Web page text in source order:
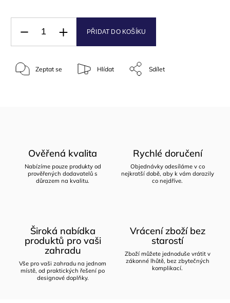
PŘIDAT DO KOŠÍKU
Zeptat se Hlídat Sdílet
Ověřená kvalita
Nabízíme pouze produkty od
prověřených dodavatelů s
důrazem na kvalitu.
Rychlé doručení
Objednávky odesíláme v co
nejkratší době, aby k vám dorazily
co nejdříve.
Široká nabídka
produktů pro vaši
zahradu
Vše pro vaši zahradu na jednom
místě, od praktických řešení po
designové doplňky.
Vrácení zboží bez
starostí
Zboží můžete jednoduše vrátit v
zákonné lhůtě, bez zbytečných
komplikací.